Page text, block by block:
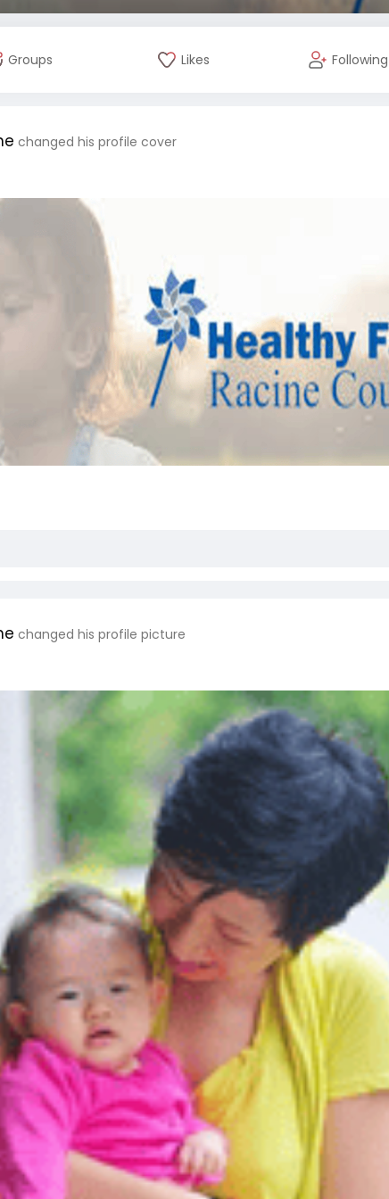
Groups Likes Following
changed his profile cover
changed his profile picture